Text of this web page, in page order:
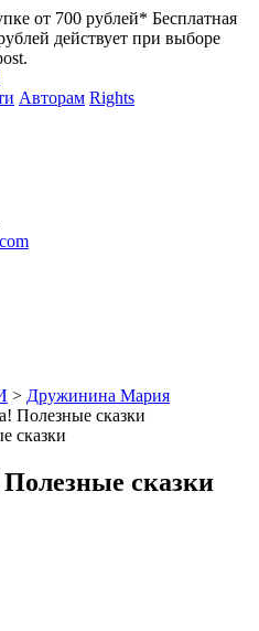
от 700 рублей* Бесплатная
действует при выборе
Авторам Rights
> Дружинина Мария
Полезные сказки
сказки